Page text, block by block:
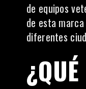
de equipos
de esta
diferentes